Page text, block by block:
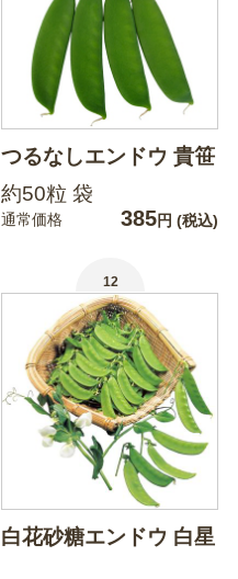
つるなしエンドウ 貴笹
約50粒 袋
通常価格 385円 (税込)
12
白花砂糖エンドウ 白星